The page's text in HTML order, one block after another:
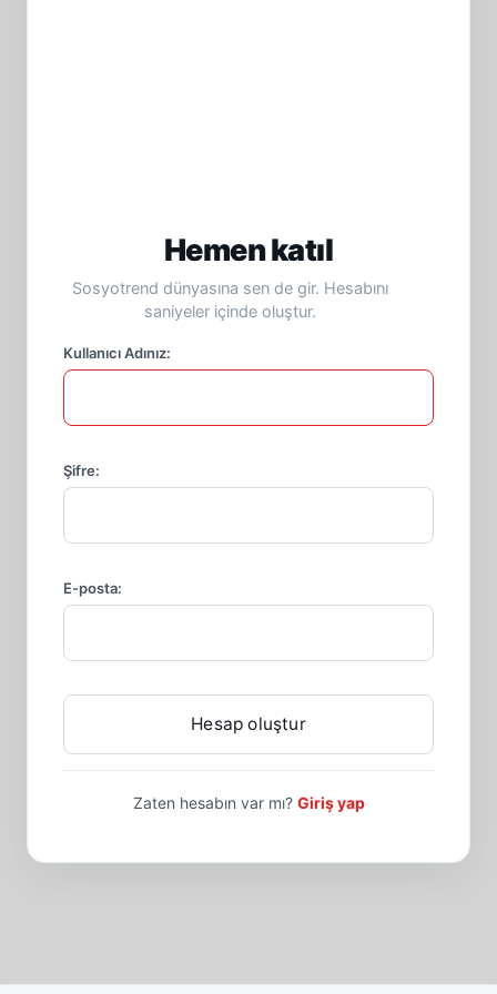
Hemen katıl
Sosyotrend dünyasına sen de gir. Hesabını
saniyeler içinde oluştur.
Kullanıcı Adınız:
Şifre:
E-posta:
Zaten hesabın var mı? Giriş yap